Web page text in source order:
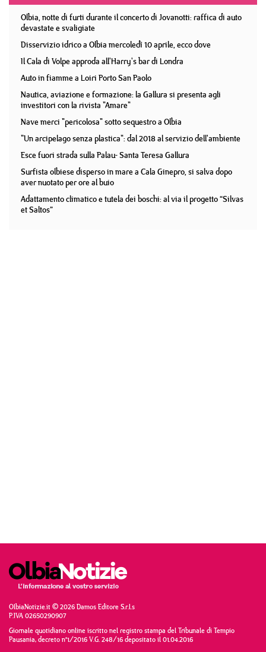
Olbia, notte di furti durante il concerto di Jovanotti: raffica di auto
devastate e svaligiate
Disservizio idrico a Olbia mercoledì 10 aprile, ecco dove
Il Cala di Volpe approda all'Harry's bar di Londra
Auto in fiamme a Loiri Porto San Paolo
Nautica, aviazione e formazione: la Gallura si presenta agli
investitori con la rivista "Amare"
Nave merci "pericolosa" sotto sequestro a Olbia
"Un arcipelago senza plastica": dal 2018 al servizio dell'ambiente
Esce fuori strada sulla Palau- Santa Teresa Gallura
Surfista olbiese disperso in mare a Cala Ginepro, si salva dopo
aver nuotato per ore al buio
Adattamento climatico e tutela dei boschi: al via il progetto “Silvas
et Saltos”
OlbiaNotizie.it © 2026 Damos Editore S.r.l.s
P.IVA 02650290907
Giornale quotidiano online iscritto nel registro stampa del Tribunale di Tempio
Pausania, decreto n°1/2016 V.G. 248/16 depositato il 01.04.2016